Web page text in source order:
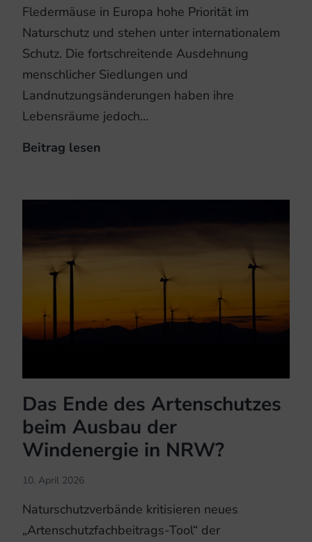
Fledermäuse in Europa hohe Priorität im
Naturschutz und stehen unter internationalem
Schutz. Die fortschreitende Ausdehnung
menschlicher Siedlungen und
Landnutzungsänderungen haben ihre
Lebensräume jedoch…
Beitrag lesen
Funktionale
Lebensraumnutzung
Das Ende des Artenschutzes
beim Ausbau der
Windenergie in NRW?
10. April 2026
Naturschutzverbände kritisieren neues
„Artenschutzfachbeitrags-Tool“ der